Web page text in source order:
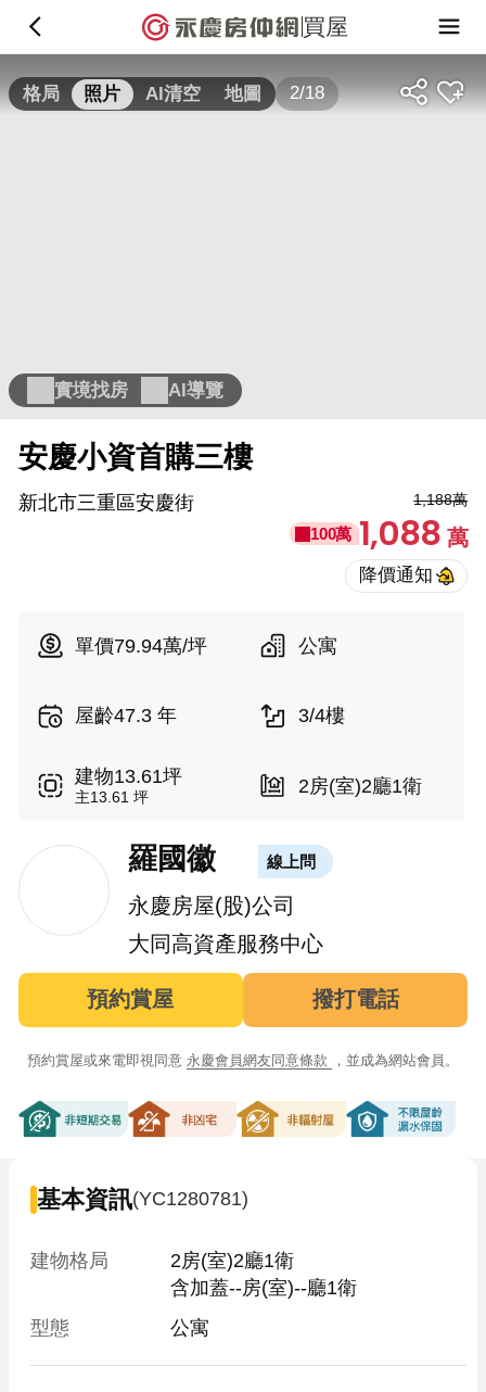
買屋
格局 照片 AI清空 地圖 2/18
實境找房 AI導覽
安慶小資首購三樓
新北市三重區安慶街 1,188萬
100萬 1,088萬
單價79.94萬/坪 公寓
屋齡47.3 年 3/4樓
建物13.61坪
主13.61 坪 2房(室)2廳1衛
羅國徽 線上問
永慶房屋(股)公司
大同高資產服務中心
預約賞屋 撥打電話
預約賞屋或來電即視同意 永慶會員網友同意條款 ，並成為網站會員。
基本資訊(YC1280781)
建物格局
2房(室)2廳1衛
含加蓋--房(室)--廳1衛
型態
公寓